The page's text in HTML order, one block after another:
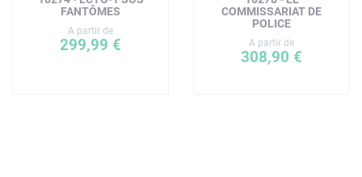
FANTÔMES
A partir de
299,99 €
COMMISSARIAT DE
POLICE
A partir de
308,90 €